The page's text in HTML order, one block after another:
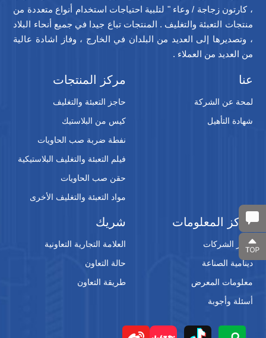
، كارتون زجاجة / وعاء " لتلبية احتياجات استخدام أنواع متعددة من
منتجات التعبئة والتغليف . المنتجات تباع جيدا في جميع أنحاء البلاد
، وتصديرها إلى العديد من البلدان في الخارج ، وفاز اشادة عالية
من العديد من العملاء .
عنا
لمحة عن الشركة
شهادة التأهيل
مركز المنتجات
حاجز التعبئة والتغليف
كيس من البلاستيك
نفطة ضربة صب الحاويات
فيلم التعبئة والتغليف البلاستيكية
حقن صب الحاويات
مواد التعبئة والتغليف الأخرى
مركز المعلومات
أخبار الشركات
دينامية الصناعة
معلومات المعرض
أسئلة وأجوبة
شريك
العلامة التجارية التعاونية
حالة التعاون
طريقة التعاون